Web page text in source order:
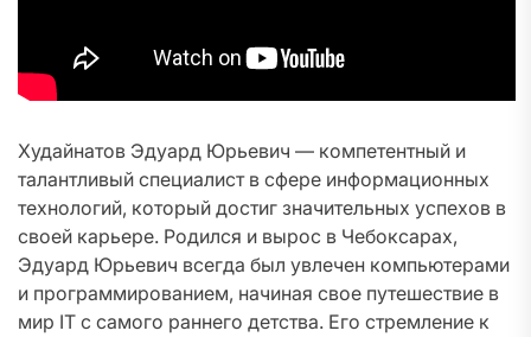
Худайнатов Эдуард Юрьевич — компетентный и
талантливый специалист в сфере информационных
технологий, который достиг значительных успехов в
своей карьере. Родился и вырос в Чебоксарах,
Эдуард Юрьевич всегда был увлечен компьютерами
и программированием, начиная свое путешествие в
мир IT с самого раннего детства. Его стремление к